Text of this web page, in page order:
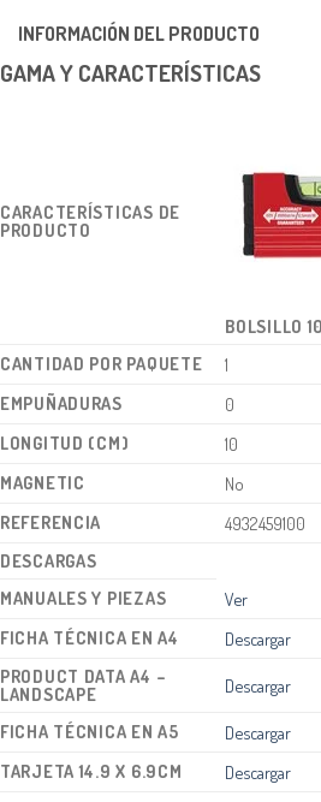
INFORMACIÓN DEL PRODUCTO
GAMA Y CARACTERÍSTICAS
CARACTERÍSTICAS DE
PRODUCTO
BOLSILLO
CANTIDAD POR PAQUETE
1
EMPUÑADURAS
0
LONGITUD (CM)
10
MAGNETIC
No
REFERENCIA
4932459100
DESCARGAS
MANUALES Y PIEZAS
Ver
FICHA TÉCNICA EN A4
Descargar
PRODUCT DATA A4 –
LANDSCAPE
Descargar
FICHA TÉCNICA EN A5
Descargar
TARJETA 14.9 X 6.9CM
Descargar